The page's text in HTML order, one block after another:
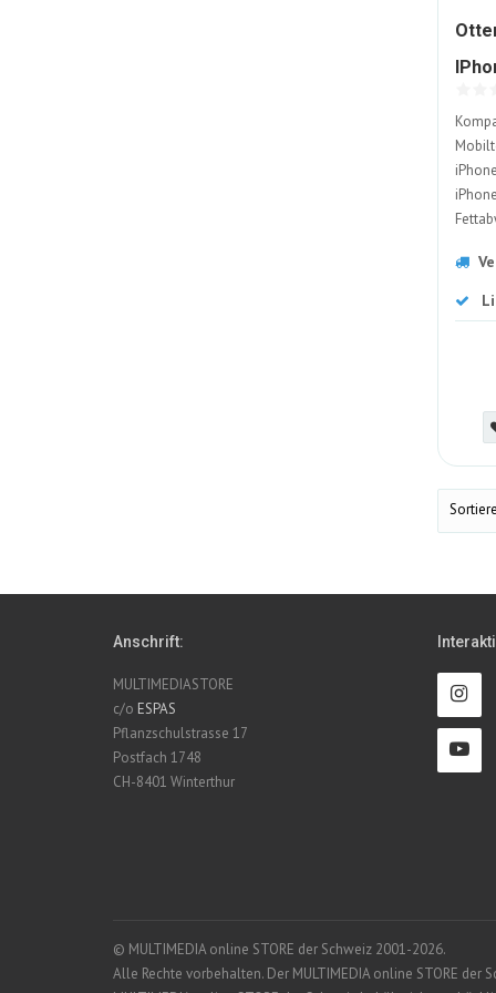
Anschrift:
MULTIMEDIASTORE
c/o ESPAS
Pflanzschulstrasse 17
Postfach 1748
CH-8401 Winterthur
© MULTIMEDIA online STORE der Schweiz 2001-2026.
Alle Rechte vorbehalten. Der MULTIMEDIA online STORE